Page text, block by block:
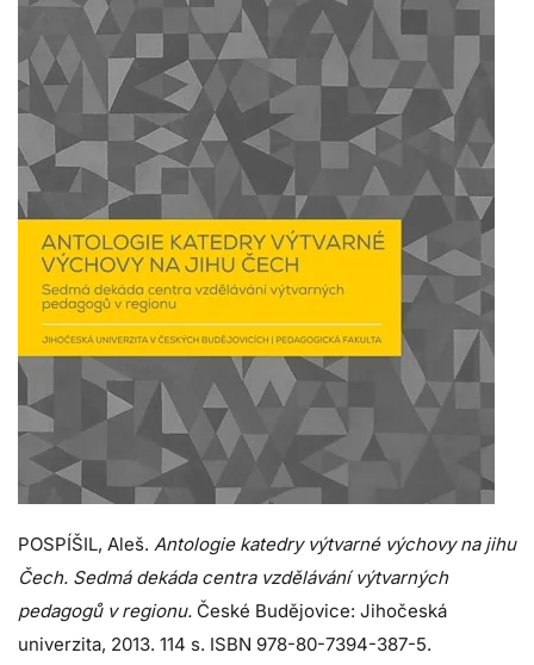
POSPÍŠIL, Aleš. Antologie katedry výtvarné výchovy na jihu
Čech. Sedmá dekáda centra vzdělávání výtvarných
pedagogů v regionu. České Budějovice: Jihočeská
univerzita, 2013. 114 s. ISBN 978-80-7394-387-5.